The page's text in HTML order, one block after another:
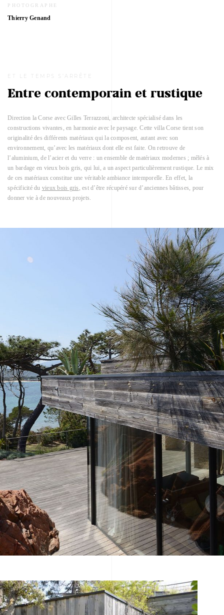
PHOTOGRAPHE
Thierry Genand
ET LE TEMPS S’ARRÊTE
Entre contemporain et rustique
Direction la Corse avec Gilles Terrazzoni, architecte spécialisé dans les
constructions vivantes, en harmonie avec le paysage. Cette villa Corse tient son
originalité des différents matériaux qui la composent, autant avec son
environnement, qu’avec les matériaux dont elle est faite. On retrouve de
l’aluminium, de l’acier et du verre : un ensemble de matériaux modernes ; mêlés à
un bardage en vieux bois gris, qui lui, a un aspect particulièrement rustique. Le mix
de ces matériaux constitue une véritable ambiance intemporelle. En effet, la
spécificité du vieux bois gris , est d’être récupéré sur d’anciennes bâtisses, pour
donner vie à de nouveaux projets.